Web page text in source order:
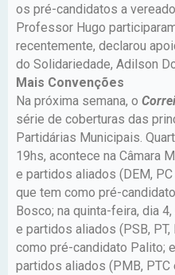
os pré-candidatos a
Professor Hugo
recentemente, declarou
do Solidariedade, Adilson
Mais Convenções
Na próxima semana, o
série de coberturas das
Partidárias Municipais.
19hs, acontece na Câmara
e partidos aliados (DEM,
que tem como pré-
Bosco; na quinta-feira, dia
e partidos aliados (PSB, PT,
como pré-candidato Palito;
partidos aliados (PMB,